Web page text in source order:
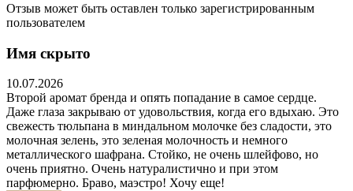
Отзыв может быть оставлен только зарегистрированным
пользователем
Имя скрыто
10.07.2026
Второй аромат бренда и опять попадание в самое сердце.
Даже глаза закрываю от удовольствия, когда его вдыхаю. Это
свежесть тюльпана в миндальном молочке без сладости, это
молочная зелень, это зеленая молочность и немного
металлического шафрана. Стойко, не очень шлейфово, но
очень приятно. Очень натуралистично и при этом
парфюмерно. Браво, маэстро! Хочу еще!